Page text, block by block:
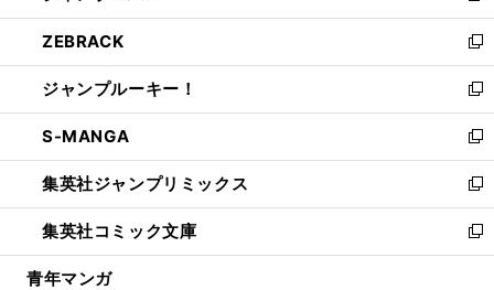
開
く
ウ
で
開
く
ン
ド
ウ
で
開
く
ウ
ィ
ン
ド
ウ
で
開
く
し
い
ウ
ィ
ン
ド
ウ
で
開
く
ZEBRACK
新
し
い
ウ
ィ
ン
ド
ウ
で
開
ジャンプルーキー！
新
し
い
ウ
ィ
ン
ド
ウ
S-MANGA
新
し
い
ウ
ィ
ン
集英社ジャンプリミックス
新
し
い
ウ
集英社コミック文庫
新
し
青年マンガ